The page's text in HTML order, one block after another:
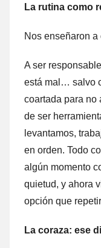
La rutina como
Nos enseñaron a
A ser
está mal… salvo
coartada para no
de ser
levantamos,
en orden. Todo
algún momento
quietud, y ahora
opción que
La coraza: ese